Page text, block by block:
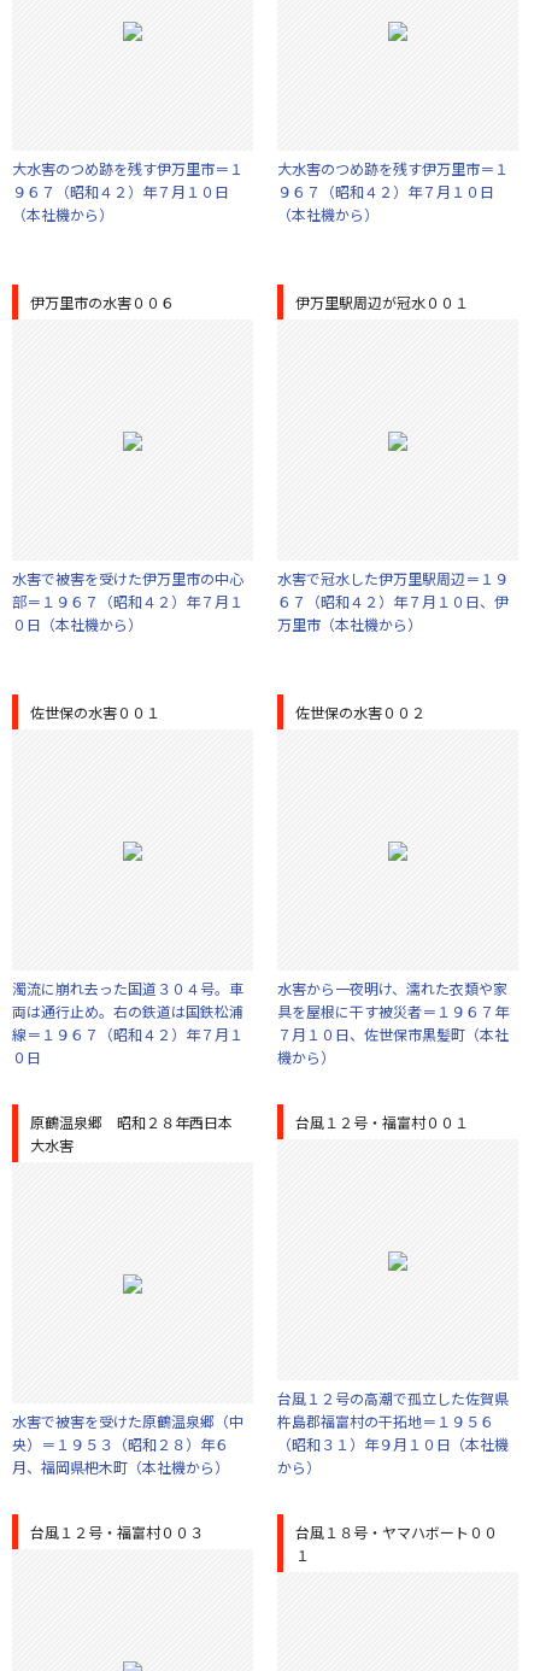
大水害のつめ跡を残す伊万里市＝１
９６７（昭和４２）年７月１０日
（本社機から）
大水害のつめ跡を残す伊万里市＝１
９６７（昭和４２）年７月１０日
（本社機から）
伊万里市の水害００６
水害で被害を受けた伊万里市の中心
部＝１９６７（昭和４２）年７月１
０日（本社機から）
伊万里駅周辺が冠水００１
水害で冠水した伊万里駅周辺＝１９
６７（昭和４２）年７月１０日、伊
万里市（本社機から）
佐世保の水害００１
濁流に崩れ去った国道３０４号。車
両は通行止め。右の鉄道は国鉄松浦
線＝１９６７（昭和４２）年７月１
０日
佐世保の水害００２
水害から一夜明け、濡れた衣類や家
具を屋根に干す被災者＝１９６７年
７月１０日、佐世保市黒髪町（本社
機から）
原鶴温泉郷 昭和２８年西日本
大水害
水害で被害を受けた原鶴温泉郷（中
央）＝１９５３（昭和２８）年６
月、福岡県杷木町（本社機から）
台風１２号・福富村００１
台風１２号の高潮で孤立した佐賀県
杵島郡福富村の干拓地＝１９５６
（昭和３１）年９月１０日（本社機
から）
台風１２号・福富村００３
台風１８号・ヤマハボート００
１